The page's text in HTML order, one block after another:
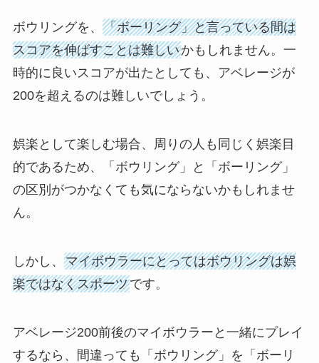
ボウリングを、 「ボーリング」と言っている間は
スコアを伸ばすことは難しいかもしれません。一
時的に良いスコアが出たとしても、アベレージが
200を超えるのは難しいでしょう。
娯楽として楽しむ場合、周りの人も同じく娯楽目
的であるため、「ボウリング」と「ボーリング」
の区別がつかなくても気にならないかもしれませ
ん。
しかし、 マイボウラーにとってはボウリングは娯
楽ではなくスポーツです。
アベレージ200前後のマイボウラーと一緒にプレイ
するなら、間違っても「ボウリング」を「ボーリ